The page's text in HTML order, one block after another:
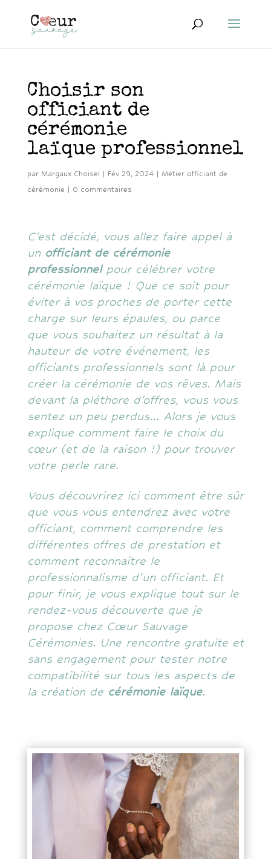
Choisir son
officiant de
cérémonie
laïque professionnel
par Margaux Choisel Fév 29, 2024| Métier officiant de
cérémonie
0 commentaires
C’est décidé, vous allez faire appel à
un officiant de cérémonie
professionnelpour célébrer votre
cérémonie laïque ! Que ce soit pour
éviter à vos proches de porter cette
charge sur leurs épaules, ou parce
que vous souhaitez un résultat à la
hauteur de votre événement, les
officiants professionnels sont là pour
créer la cérémonie de vos rêves. Mais
devant la pléthore d’offres, vous vous
sentez un peu perdus… Alors je vous
explique comment faire le choix du
cœur (et de la raison !) pour trouver
votre perle rare.
Vous découvrirez ici comment être sûr
que vous vous entendrez avec votre
officiant, comment comprendre les
différentes offres de prestation et
comment reconnaitre le
professionnalisme d’un officiant. Et
pour finir, je vous explique tout sur le
rendez-vous découverte que je
propose chez Cœur Sauvage
Cérémonies. Une rencontre gratuite et
sans engagement pour tester notre
compatibilité sur tous les aspects de
la création de cérémonie laïque.